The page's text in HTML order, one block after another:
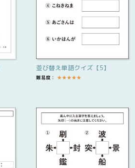
並び替え単語クイズ【5】
難易度： ★★★★★